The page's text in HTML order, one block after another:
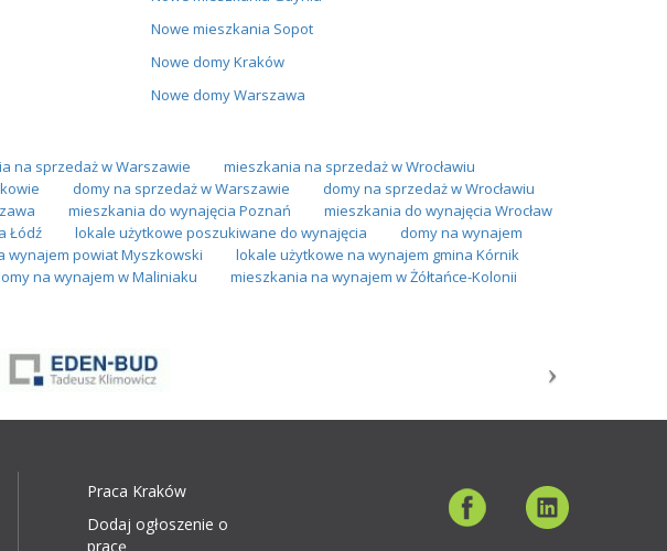
Nowe mieszkania Sopot
Nowe domy Kraków
Nowe domy Warszawa
na sprzedaż w Warszawie
mieszkania na sprzedaż w Wrocławiu
domy na sprzedaż w Warszawie
domy na sprzedaż w Wrocławiu
mieszkania do wynajęcia Poznań
mieszkania do wynajęcia Wrocław
Łódź lokale użytkowe poszukiwane do wynajęcia
domy na wynajem
wynajem powiat Myszkowski
lokale użytkowe na wynajem gmina Kórnik
na wynajem w Maliniaku mieszkania na wynajem w Żółtańce-Kolonii
Praca Kraków
Dodaj ogłoszenie o
pracę